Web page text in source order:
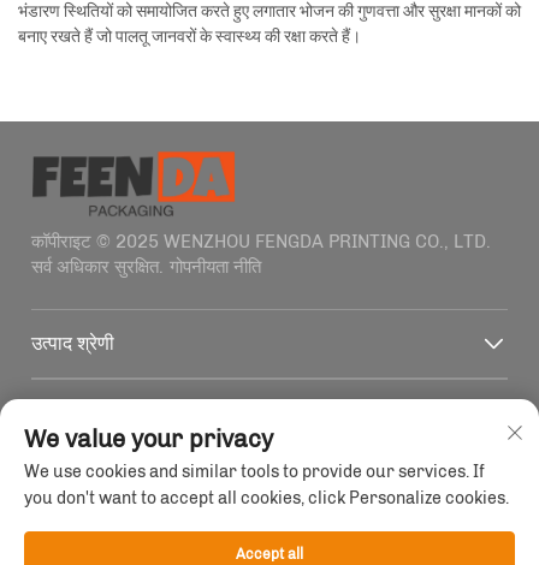
भंडारण स्थितियों को समायोजित करते हुए लगातार भोजन की गुणवत्ता और सुरक्षा मानकों को
बनाए रखते हैं जो पालतू जानवरों के स्वास्थ्य की रक्षा करते हैं।
कॉपीराइट © 2025 WENZHOU FENGDA PRINTING CO., LTD.
सर्व अधिकार सुरक्षित. गोपनीयता नीति
उत्पाद श्रेणी
संपर्क जानकारी
Office add : बिल्डिंग 4, नंबर 1915-2011 हैफ़ेन्ग रोड, वेंज़होऊ,
We value your privacy
We use cookies and similar tools to provide our services. If
you don't want to accept all cookies, click Personalize cookies.
Accept all